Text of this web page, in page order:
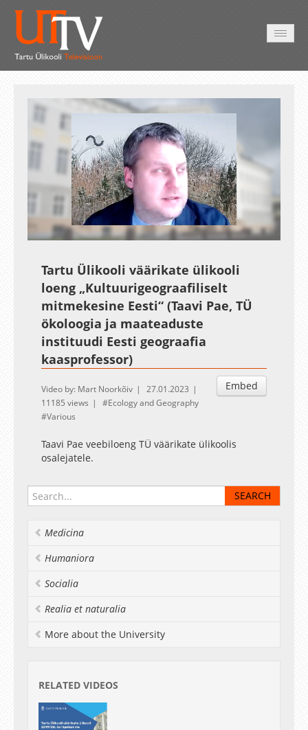
Unmute
1.48%
Esituskiirused
Auto
Tartu Ülikooli väärikate ülikooli
loeng „Kultuurigeograafiliselt
mitmekesine Eesti“ (Taavi Pae, TÜ
ökoloogia ja maateaduste
instituudi Eesti geograafia
kaasprofessor)
Embed
Video by: Mart Noorkõiv
27.01.2023
11185 views
Ecology and Geography
Various
Taavi Pae veebiloeng TÜ väärikate ülikoolis
osalejatele.
Medicina
Humaniora
Socialia
Realia et naturalia
More about the University
RELATED VIDEOS